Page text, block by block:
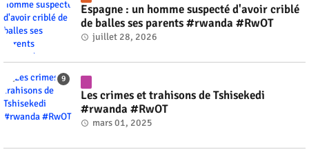
Espagne : un homme suspecté d'avoir criblé
de balles ses parents #rwanda #RwOT
juillet 28, 2026
Les crimes et trahisons de Tshisekedi
#rwanda #RwOT
mars 01, 2025